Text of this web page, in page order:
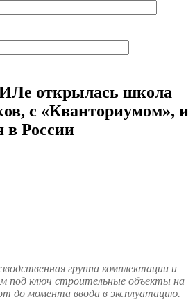
открылась школа
с «Кванториумом», и
в России
группа комплектации и
под ключ строительные объекты на
до момента ввода в эксплуатацию.